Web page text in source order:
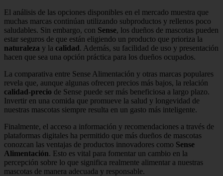
El análisis de las opciones disponibles en el mercado muestra que
muchas marcas continúan utilizando subproductos y rellenos poco
saludables. Sin embargo, con Sense, los dueños de mascotas pueden
estar seguros de que están eligiendo un producto que prioriza la
naturaleza y la calidad. Además, su facilidad de uso y presentación
hacen que sea una opción práctica para los dueños ocupados.
La comparativa entre Sense Alimentación y otras marcas populares
revela que, aunque algunas ofrecen precios más bajos, la relación
calidad-precio de Sense puede ser más beneficiosa a largo plazo.
Invertir en una comida que promueve la salud y longevidad de
nuestras mascotas siempre resulta en un gasto más inteligente.
Finalmente, el acceso a información y recomendaciones a través de
plataformas digitales ha permitido que más dueños de mascotas
conozcan las ventajas de productos innovadores como Sense
Alimentación. Esto es vital para fomentar un cambio en la
percepción sobre lo que significa realmente alimentar a nuestras
mascotas de manera adecuada y responsable.